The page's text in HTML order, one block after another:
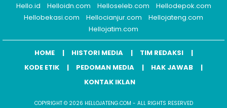
Hello.id
Helloidn.com Helloseleb.com
Hellodepok.com
Hellobekasi.com
Hellocianjur.com
Hellojateng.com
Hellojatim.com
HOME HISTORI MEDIA
TIM REDAKSI
KODE ETIK
PEDOMAN MEDIA
HAK JAWAB
KONTAK IKLAN
COPYRIGHT © 2026 HELLOJATENG.COM - ALL RIGHTS RESERVED